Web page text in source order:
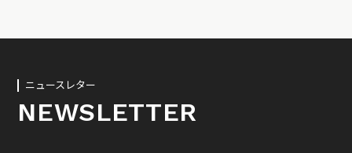
ニュースレター
NEWSLETTER